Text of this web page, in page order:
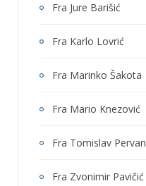
Fra Jure Barišić
Fra Karlo Lovrić
Fra Marinko Šakota
Fra Mario Knezović
Fra Tomislav Pervan
Fra Zvonimir Pavičić